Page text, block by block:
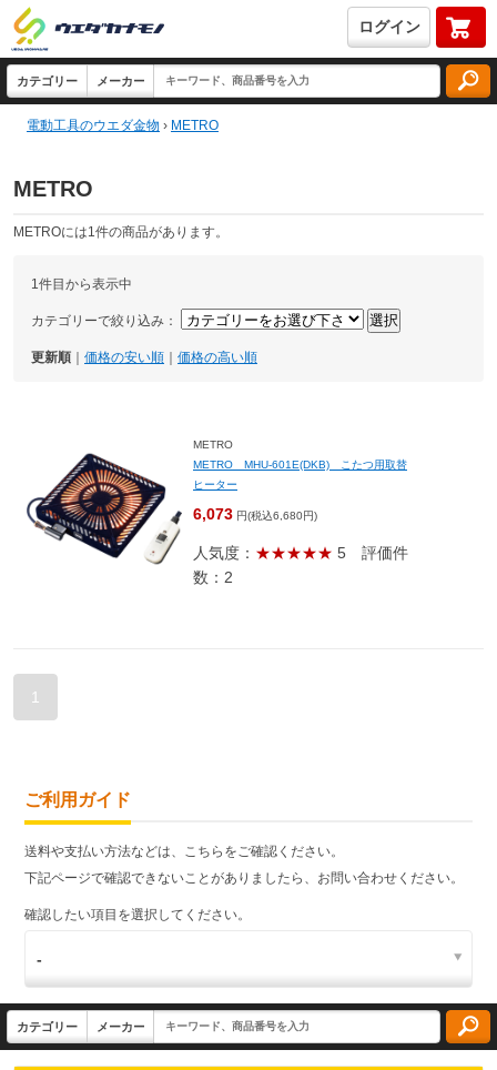
ログイン
電動工具のウエダ金物 › METRO
METRO
METROには1件の商品があります。
1件目から表示中
カテゴリーで絞り込み：
更新順 価格の安い順 価格の高い順
METRO
METRO MHU-601E(DKB) こたつ用取替
ヒーター
6,073 円(税込6,680円)
人気度： ★★★★★ 5 評価件
数：2
1
ご利用ガイド
送料や支払い方法などは、こちらをご確認ください。
下記ページで確認できないことがありましたら、お問い合わせください。
確認したい項目を選択してください。